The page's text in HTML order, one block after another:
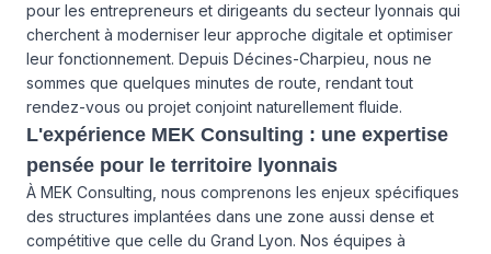
pour les entrepreneurs et dirigeants du secteur lyonnais qui
cherchent à moderniser leur approche digitale et optimiser
leur fonctionnement. Depuis Décines-Charpieu, nous ne
sommes que quelques minutes de route, rendant tout
rendez-vous ou projet conjoint naturellement fluide.
L'expérience MEK Consulting : une expertise
pensée pour le territoire lyonnais
À MEK Consulting, nous comprenons les enjeux spécifiques
des structures implantées dans une zone aussi dense et
compétitive que celle du Grand Lyon. Nos équipes à